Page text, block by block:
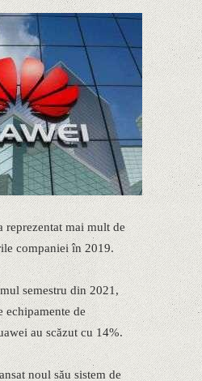
reprezentat mai mult de
companiei în 2019.
semestru din 2021,
de
au scăzut cu 14%.
noul său sistem de